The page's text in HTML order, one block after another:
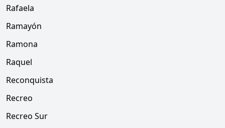
Rafaela
Ramayón
Ramona
Raquel
Reconquista
Recreo
Recreo Sur